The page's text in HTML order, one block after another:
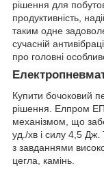
рішення для
продуктивність,
таким одне
сучасній
про головні
Купити бочоковий
рішення. Елпром
механізмом, що
уд./хв і силу 4,5 Дж.
з завданнями
цегла, камінь.